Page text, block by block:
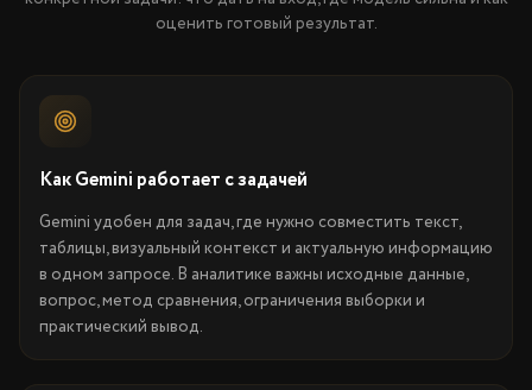
оценить готовый результат.
Как Gemini работает с задачей
Gemini удобен для задач, где нужно совместить текст,
таблицы, визуальный контекст и актуальную информацию
в одном запросе. В аналитике важны исходные данные,
вопрос, метод сравнения, ограничения выборки и
практический вывод.